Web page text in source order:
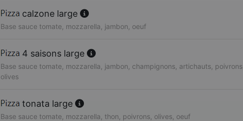
calzone large
Base sauce tomate, mozzarella, jambon, oeuf
4 saisons large
Base sauce tomate, mozzarella, jambon, champignons, artichauts, poivrons,
olives
tonata large
Base sauce tomate, mozzarella, thon, poivrons, olives, oeuf